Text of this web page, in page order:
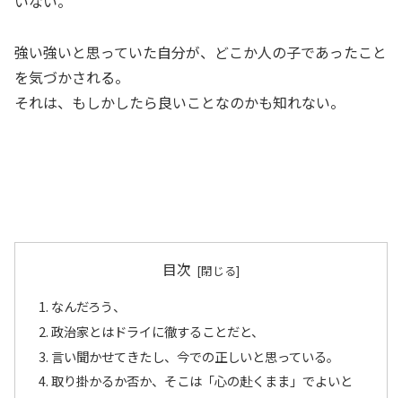
強い強いと思っていた自分が、どこか人の子であったこと
を気づかされる。
それは、もしかしたら良いことなのかも知れない。
目次
なんだろう、
政治家とはドライに徹することだと、
言い聞かせてきたし、今での正しいと思っている。
取り掛かるか否か、そこは「心の赴くまま」でよいと